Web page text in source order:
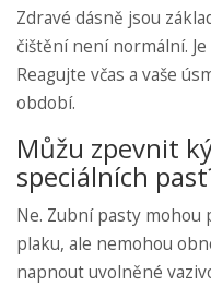
Zdravé dásně jsou
čištění není normální.
Reagujte včas a vaše
období.
Můžu zpevnit
speciálních
Ne. Zubní pasty mohou
plaku, ale nemohou
napnout uvolněné